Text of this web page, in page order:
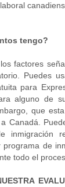
tengo?
factores
Puedes
para
alguno de
que
Canadá.
inmigración
programa de
todo el